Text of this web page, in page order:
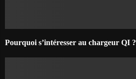
Pourquoi s’intéresser au chargeur QI ?